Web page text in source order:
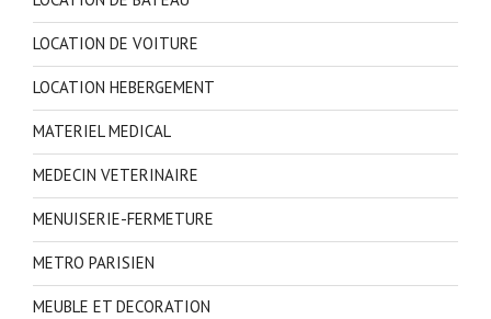
LOCATION DE VOITURE
LOCATION HEBERGEMENT
MATERIEL MEDICAL
MEDECIN VETERINAIRE
MENUISERIE-FERMETURE
METRO PARISIEN
MEUBLE ET DECORATION